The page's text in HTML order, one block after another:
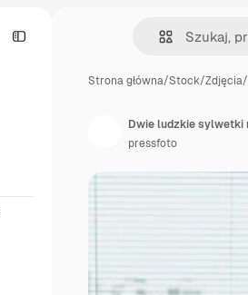
Strona główna/Stock/Zdjęcia/
pressfoto